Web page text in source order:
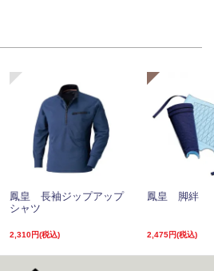
鳳皇 長袖ジップアップ
シャツ
2,310円(税込)
鳳皇 脚絆
2,475円(税込)